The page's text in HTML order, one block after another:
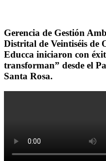
Gerencia de Gestión
Distrital de Veintiséis de
Educca iniciaron con
transforman” desde el
Santa Rosa.